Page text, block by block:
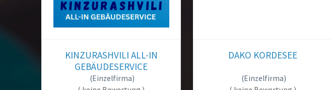
KINZURASHVILI ALL-IN
GEBÄUDESERVICE
(Einzelfirma)
DAKO KORDESEE
(Einzelfirma)
erhalten sofort mehrere Offerten von
Registrieren Sie sich
Als Unternehmen/Handwerker
Registrieren Sie sich bei Bellcom und